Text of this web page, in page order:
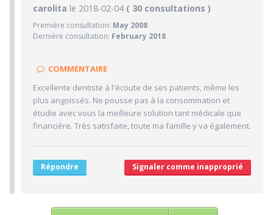
PRATICIEN9.8/10
10/10 Confiance accordée
10/10 Clarté des informations médicales délivrées
9/10 Ponctualité/Temps en salle d'attente/Retard
CABINET/LOCAUX9.7/10
10/10 Agréabilité des locaux
carolita le 2018-02-04 ( 30 consultations )
Première consultation: May 2008
Dernière consultation: February 2018
COMMENTAIRE
Excellente dentiste à l'écoute de ses patients, même les
plus angoissés. Ne pousse pas à la consommation et
étudie avec vous la meilleure solution tant médicale que
financière. Très satisfaite, toute ma famille y va également.
Répondre Signaler comme inapproprié